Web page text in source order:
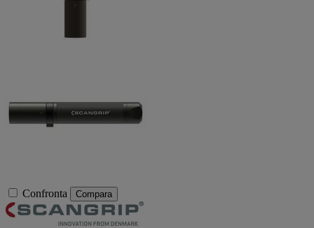
Confronta Compara